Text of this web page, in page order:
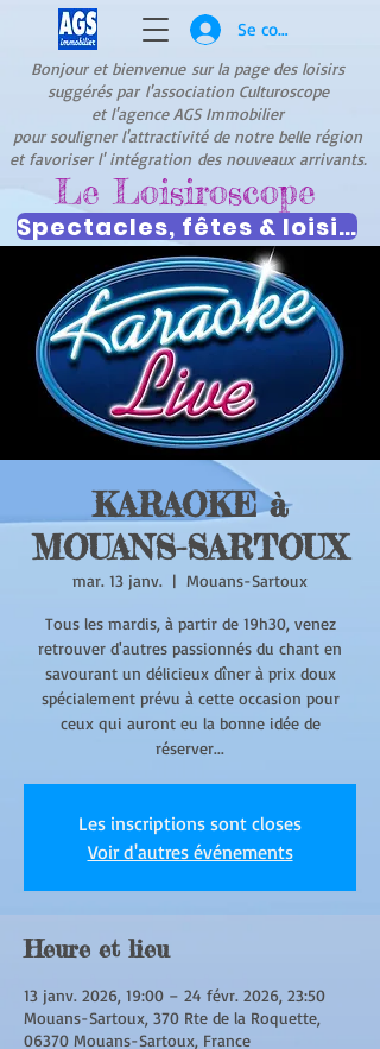
Se connecter
Bonjour et bienvenue sur la page des loisirs
suggérés parl'association Culturoscope
et l'agence AGS Immobilier
pour souligner l'attractivité de notre belle région
et favoriser l' intégration des nouveaux arrivants.
Le Loisiroscope
Spectacles, fêtes & loisirs
KARAOKE à
MOUANS-SARTOUX
mar. 13 janv.
  |
Mouans-Sartoux
Tous les mardis, à partir de 19h30, venez
retrouver d'autres passionnés du chant en
savourant un délicieux dîner à prix doux
spécialement prévu à cette occasion pour
ceux qui auront eu la bonne idée de
réserver...
Les inscriptions sont closes
Voir d'autres événements
Heure et lieu
13 janv. 2026, 19:00 – 24 févr. 2026, 23:50
Mouans-Sartoux, 370 Rte de la Roquette,
06370 Mouans-Sartoux, France